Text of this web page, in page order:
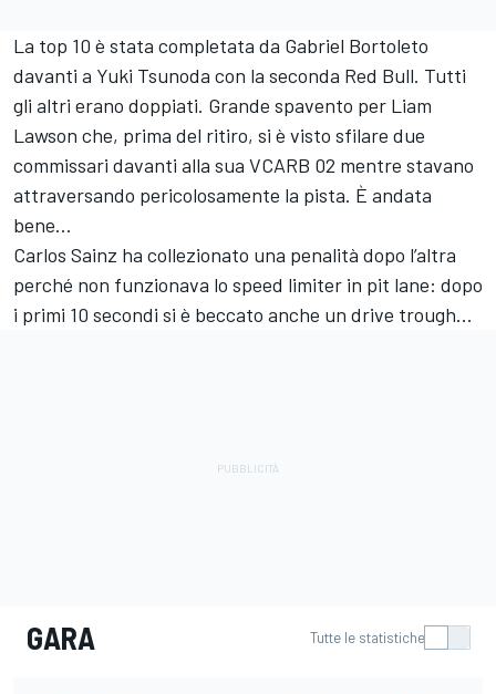
La top 10 è stata completata da Gabriel Bortoleto
davanti a Yuki Tsunoda con la seconda Red Bull. Tutti
gli altri erano doppiati. Grande spavento per Liam
Lawson che, prima del ritiro, si è visto sfilare due
commissari davanti alla sua VCARB 02 mentre stavano
attraversando pericolosamente la pista. È andata
bene...
Carlos Sainz ha collezionato una penalità dopo l’altra
perché non funzionava lo speed limiter in pit lane: dopo
i primi 10 secondi si è beccato anche un drive trough...
GARA Tutte le statistiche